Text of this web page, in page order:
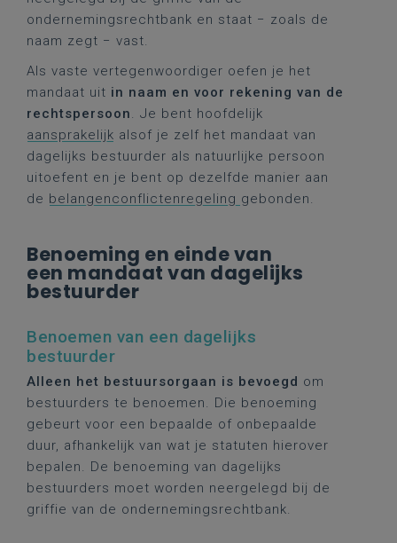
ondernemingsrechtbank en staat − zoals de
naam zegt − vast.
Als vaste vertegenwoordiger oefen je het
mandaat uit in naam en voor rekening van de
rechtspersoon. Je bent hoofdelijk
aansprakelijk alsof je zelf het mandaat van
dagelijks bestuurder als natuurlijke persoon
uitoefent en je bent op dezelfde manier aan
de belangenconflictenregeling gebonden.
Benoeming en einde van
een mandaat van dagelijks
bestuurder
Benoemen van een dagelijks
bestuurder
Alleen het bestuursorgaan is bevoegd om
bestuurders te benoemen. Die benoeming
gebeurt voor een bepaalde of onbepaalde
duur, afhankelijk van wat je statuten hierover
bepalen. De benoeming van dagelijks
bestuurders moet worden neergelegd bij de
griffie van de ondernemingsrechtbank.